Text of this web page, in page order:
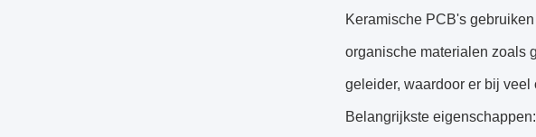
Keramische PCB's
organische materialen zoals
geleider, waardoor er bij
Belangrijkste eigenschappen: